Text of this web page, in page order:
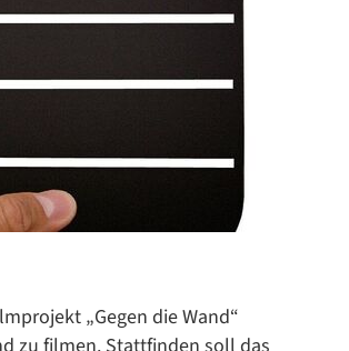
„Gegen die Wand“